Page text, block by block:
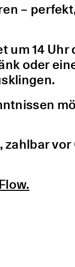
–
um 14
oder
zahlbar